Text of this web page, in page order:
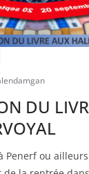
DU
Penerf ou